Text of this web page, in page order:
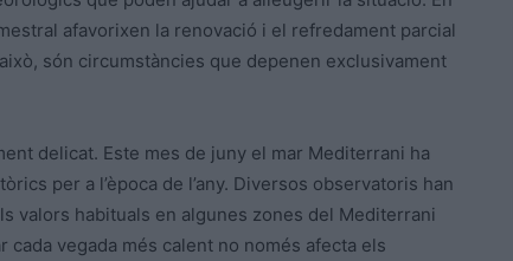
afavorixen la renovació i el refredament parcial
són circumstàncies que depenen exclusivament
delicat. Este mes de juny el mar Mediterrani ha
per a l’època de l’any. Diversos observatoris han
valors habituals en algunes zones del Mediterrani
vegada més calent no només afecta els